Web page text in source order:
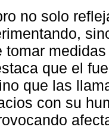
no solo
tomar
que el
que las
con su